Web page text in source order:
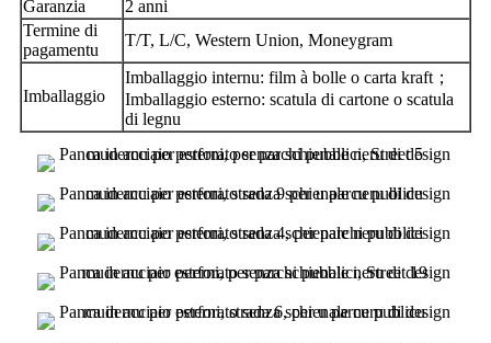
Garanzia
2 anni
Termine di
pagamentu
T/T, L/C, Western Union, Moneygram
Imballaggio
Imballaggio internu: film à bolle o carta kraft ；
Imballaggio esterno: scatula di cartone o scatula
di legnu